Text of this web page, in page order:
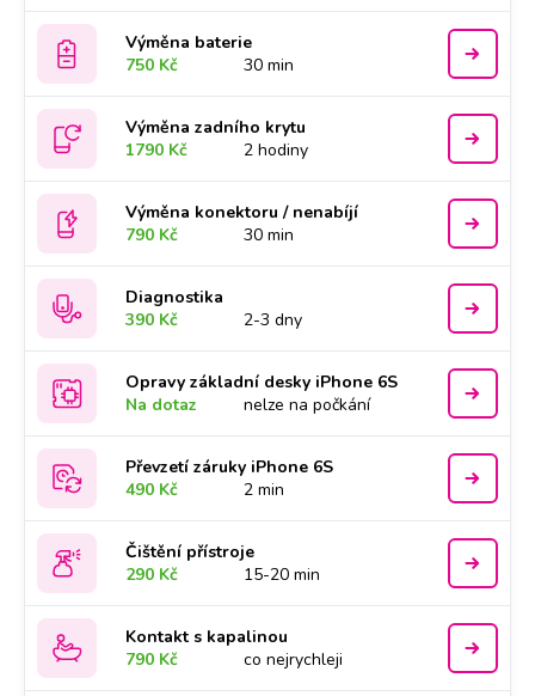
Výměna baterie
750 Kč
30 min
Výměna zadního krytu
1790 Kč
2 hodiny
Výměna konektoru / nenabíjí
790 Kč
30 min
Diagnostika
390 Kč
2-3 dny
Opravy základní desky iPhone 6S
Na dotaz
nelze na počkání
Převzetí záruky iPhone 6S
490 Kč
2 min
Čištění přístroje
290 Kč
15-20 min
Kontakt s kapalinou
790 Kč
co nejrychleji